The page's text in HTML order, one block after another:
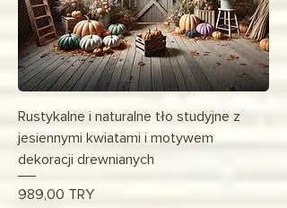
Rustykalne i naturalne tło studyjne z
jesiennymi kwiatami i motywem
dekoracji drewnianych
Cena
989,00 TRY